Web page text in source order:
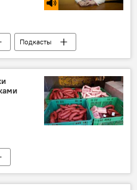
Подкасты
отдых 2019
стресс
дети